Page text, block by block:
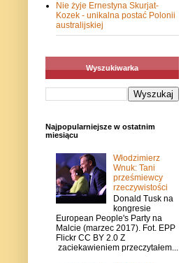
Nie żyje Ernestyna Skurjat-
Kozek - unikalna postać Polonii
australijskiej
Wyszukiwarka
Najpopularniejsze w ostatnim
miesiącu
Włodzimierz
Wnuk: Tani
prześmiewcy
rzeczywistości
Donald Tusk na
kongresie
European People's Party na
Malcie (marzec 2017). Fot. EPP
Flickr CC BY 2.0 Z
zaciekawieniem przeczytałem...